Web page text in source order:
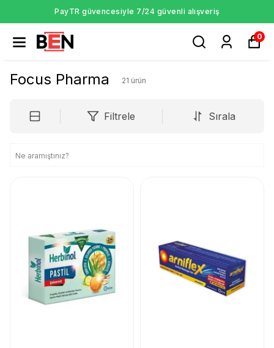
PayTR güvencesiyle 7/24 güvenli alışveriş
0
Focus Pharma 21 ürün
Filtrele Sırala